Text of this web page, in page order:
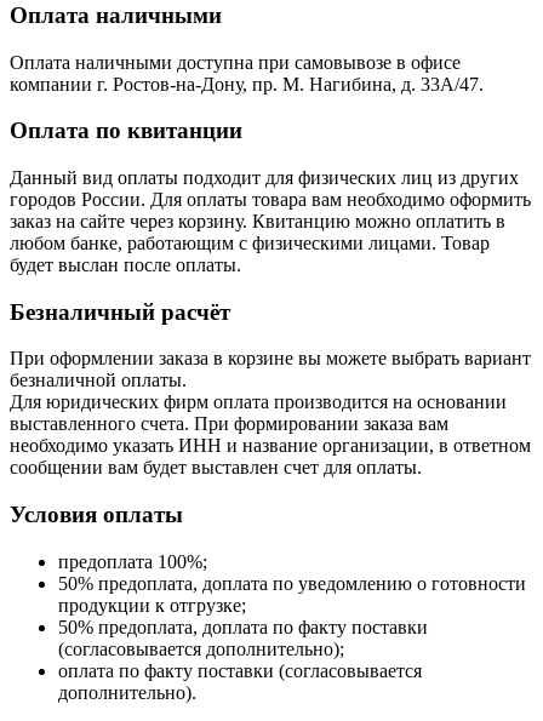
Оплата наличными
Оплата наличными доступна при самовывозе в офисе
компании г. Ростов-на-Дону, пр. М. Нагибина, д. 33А/47.
Оплата по квитанции
Данный вид оплаты подходит для физических лиц из других
городов России. Для оплаты товара вам необходимо оформить
заказ на сайте через корзину. Квитанцию можно оплатить в
любом банке, работающим с физическими лицами. Товар
будет выслан после оплаты.
Безналичный расчёт
При оформлении заказа в корзине вы можете выбрать вариант
безналичной оплаты.
Для юридических фирм оплата производится на основании
выставленного счета. При формировании заказа вам
необходимо указать ИНН и название организации, в ответном
сообщении вам будет выставлен счет для оплаты.
Условия оплаты
предоплата 100%;
50% предоплата, доплата по уведомлению о готовности
продукции к отгрузке;
50% предоплата, доплата по факту поставки
(согласовывается дополнительно);
оплата по факту поставки (согласовывается
дополнительно).